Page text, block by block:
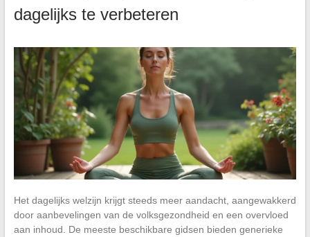
dagelijks te verbeteren
Het dagelijks welzijn krijgt steeds meer aandacht, aangewakkerd
door aanbevelingen van de volksgezondheid en een overvloed
aan inhoud. De meeste beschikbare gidsen bieden generieke